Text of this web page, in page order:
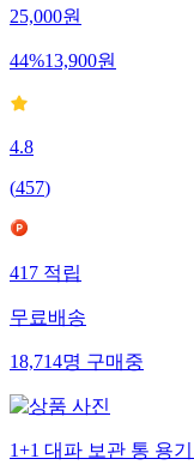
25,000원
44%13,900원
4.8
(457)
417적립
무료배송
18,714명구매중
1+1 대파 보관 통 용